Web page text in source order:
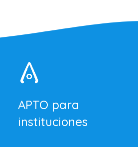
APTO para
instituciones